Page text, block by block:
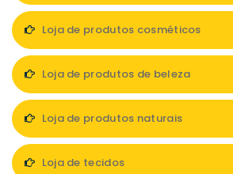
Loja de produtos cosméticos
Loja de produtos de beleza
Loja de produtos naturais
Loja de tecidos